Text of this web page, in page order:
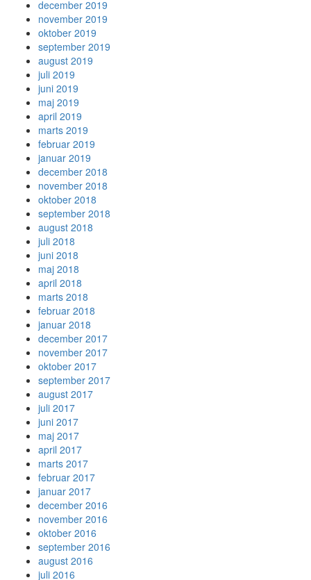
december 2019
november 2019
oktober 2019
september 2019
august 2019
juli 2019
juni 2019
maj 2019
april 2019
marts 2019
februar 2019
januar 2019
december 2018
november 2018
oktober 2018
september 2018
august 2018
juli 2018
juni 2018
maj 2018
april 2018
marts 2018
februar 2018
januar 2018
december 2017
november 2017
oktober 2017
september 2017
august 2017
juli 2017
juni 2017
maj 2017
april 2017
marts 2017
februar 2017
januar 2017
december 2016
november 2016
oktober 2016
september 2016
august 2016
juli 2016